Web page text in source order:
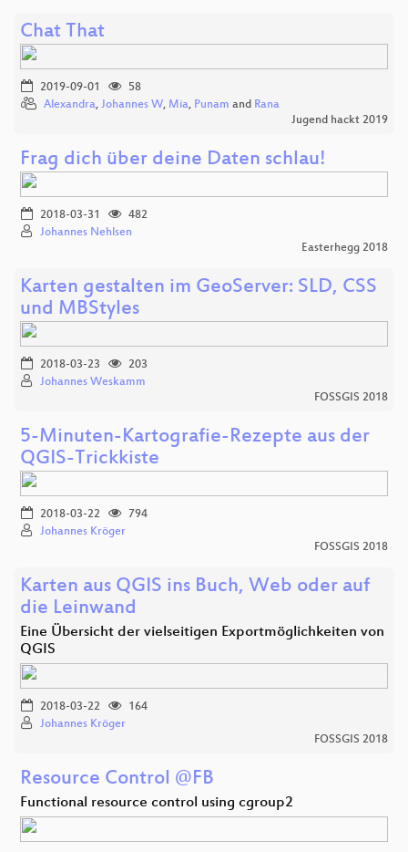
Chat That
2019-09-01
58
Alexandra, Johannes W, Mia, Punam and Rana
Jugend hackt 2019
Frag dich über deine Daten schlau!
2018-03-31
482
Johannes Nehlsen
Easterhegg 2018
Karten gestalten im GeoServer: SLD, CSS
und MBStyles
2018-03-23
203
Johannes Weskamm
FOSSGIS 2018
5-Minuten-Kartografie-Rezepte aus der
QGIS-Trickkiste
2018-03-22
794
Johannes Kröger
FOSSGIS 2018
Karten aus QGIS ins Buch, Web oder auf
die Leinwand
Eine Übersicht der vielseitigen Exportmöglichkeiten von
QGIS
2018-03-22
164
Johannes Kröger
FOSSGIS 2018
Resource Control @FB
Functional resource control using cgroup2